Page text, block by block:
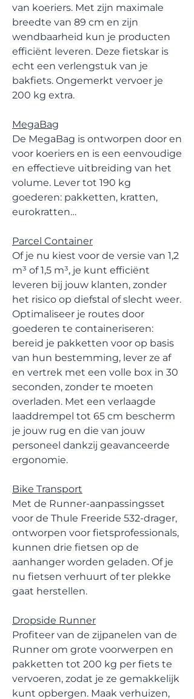
van koeriers. Met zijn maximale
breedte van 89 cm en zijn
wendbaarheid kun je producten
efficiënt leveren. Deze fietskar is
echt een verlengstuk van je
bakfiets. Ongemerkt vervoer je
200 kg extra.
MegaBag
De MegaBag is ontworpen door en
voor koeriers en is een eenvoudige
en effectieve uitbreiding van het
volume. Lever tot 190 kg
goederen: pakketten, kratten,
eurokratten…
Parcel Container
Of je nu kiest voor de versie van 1,2
m³ of 1,5 m³, je kunt efficiënt
leveren bij jouw klanten, zonder
het risico op diefstal of slecht weer.
Optimaliseer je routes door
goederen te containeriseren:
bereid je pakketten voor op basis
van hun bestemming, lever ze af
en vertrek met een volle box in 30
seconden, zonder te moeten
overladen. Met een verlaagde
laaddrempel tot 65 cm bescherm
je jouw rug en die van jouw
personeel dankzij geavanceerde
ergonomie.
Bike Transport
Met de Runner-aanpassingsset
voor de Thule Freeride 532-drager,
ontworpen voor fietsprofessionals,
kunnen drie fietsen op de
aanhanger worden geladen. Of je
nu fietsen verhuurt of ter plekke
gaat herstellen.
Dropside Runner
Profiteer van de zijpanelen van de
Runner om grote voorwerpen en
pakketten tot 200 kg per fiets te
vervoeren, zodat je ze gemakkelijk
kunt opbergen. Maak verhuizen,